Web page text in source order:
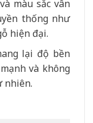
màu sắc vân
thống như
hiện đại.
lại độ bền
và không
nhiên.